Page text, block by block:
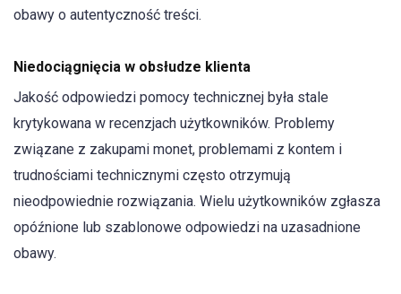
obawy o autentyczność treści.
Niedociągnięcia w obsłudze klienta
Jakość odpowiedzi pomocy technicznej była stale
krytykowana w recenzjach użytkowników. Problemy
związane z zakupami monet, problemami z kontem i
trudnościami technicznymi często otrzymują
nieodpowiednie rozwiązania. Wielu użytkowników zgłasza
opóźnione lub szablonowe odpowiedzi na uzasadnione
obawy.